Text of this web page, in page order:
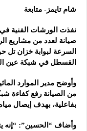
شام تايمز- متابعة
نفذت الورشات الفنية في
صيانة لعدد من مشاريع
السرعة لبوابة خزان تل
القسطل في شبكة عين
وأوضح مدير الموارد
من الصيانة رفع كفاءة
بفاعلية، بهدف إيصال
وأضاف “الحسين”: “إنه